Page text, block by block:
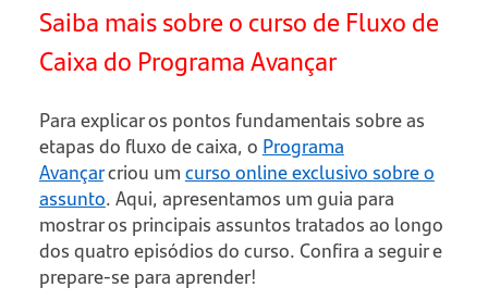
Saiba mais sobre o curso de Fluxo de
Caixa do Programa Avançar
Para explicar os pontos fundamentais sobre as
etapas do fluxo de caixa, o Programa
Avançarcriou umcurso online exclusivo sobre o
assunto. Aqui, apresentamos um guia para
mostrar os principais assuntos tratados ao longo
dos quatro episódios do curso. Confira a seguir e
prepare-se para aprender!